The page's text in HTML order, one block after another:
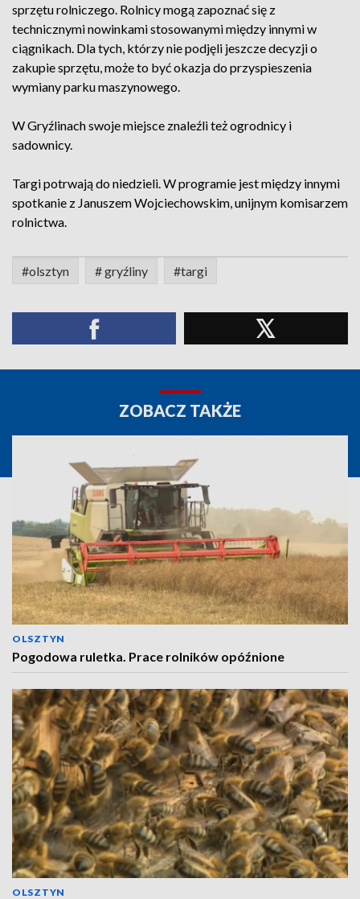
sprzętu rolniczego. Rolnicy mogą zapoznać się z
technicznymi nowinkami stosowanymi między innymi w
ciągnikach. Dla tych, którzy nie podjęli jeszcze decyzji o
zakupie sprzętu, może to być okazja do przyspieszenia
wymiany parku maszynowego.
W Gryźlinach swoje miejsce znaleźli też ogrodnicy i
sadownicy.
Targi potrwają do niedzieli. W programie jest między innymi
spotkanie z Januszem Wojciechowskim, unijnym komisarzem
rolnictwa.
#olsztyn # gryźliny #targi
ZOBACZ TAKŻE
OLSZTYN
Pogodowa ruletka. Prace rolników opóźnione
OLSZTYN